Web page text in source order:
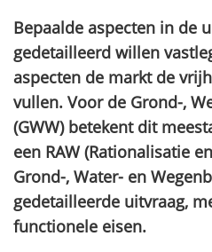
Bepaalde aspecten in de
gedetailleerd willen
aspecten de markt de
vullen. Voor de Grond-,
(GWW) betekent dit
een RAW (Rationalisatie
Grond-, Water- en
gedetailleerde uitvraag,
functionele eisen.